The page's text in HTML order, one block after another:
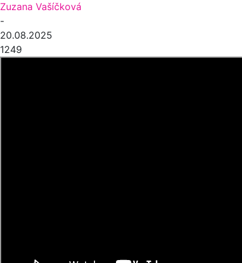
Zuzana Vašíčková
-
20.08.2025
1249